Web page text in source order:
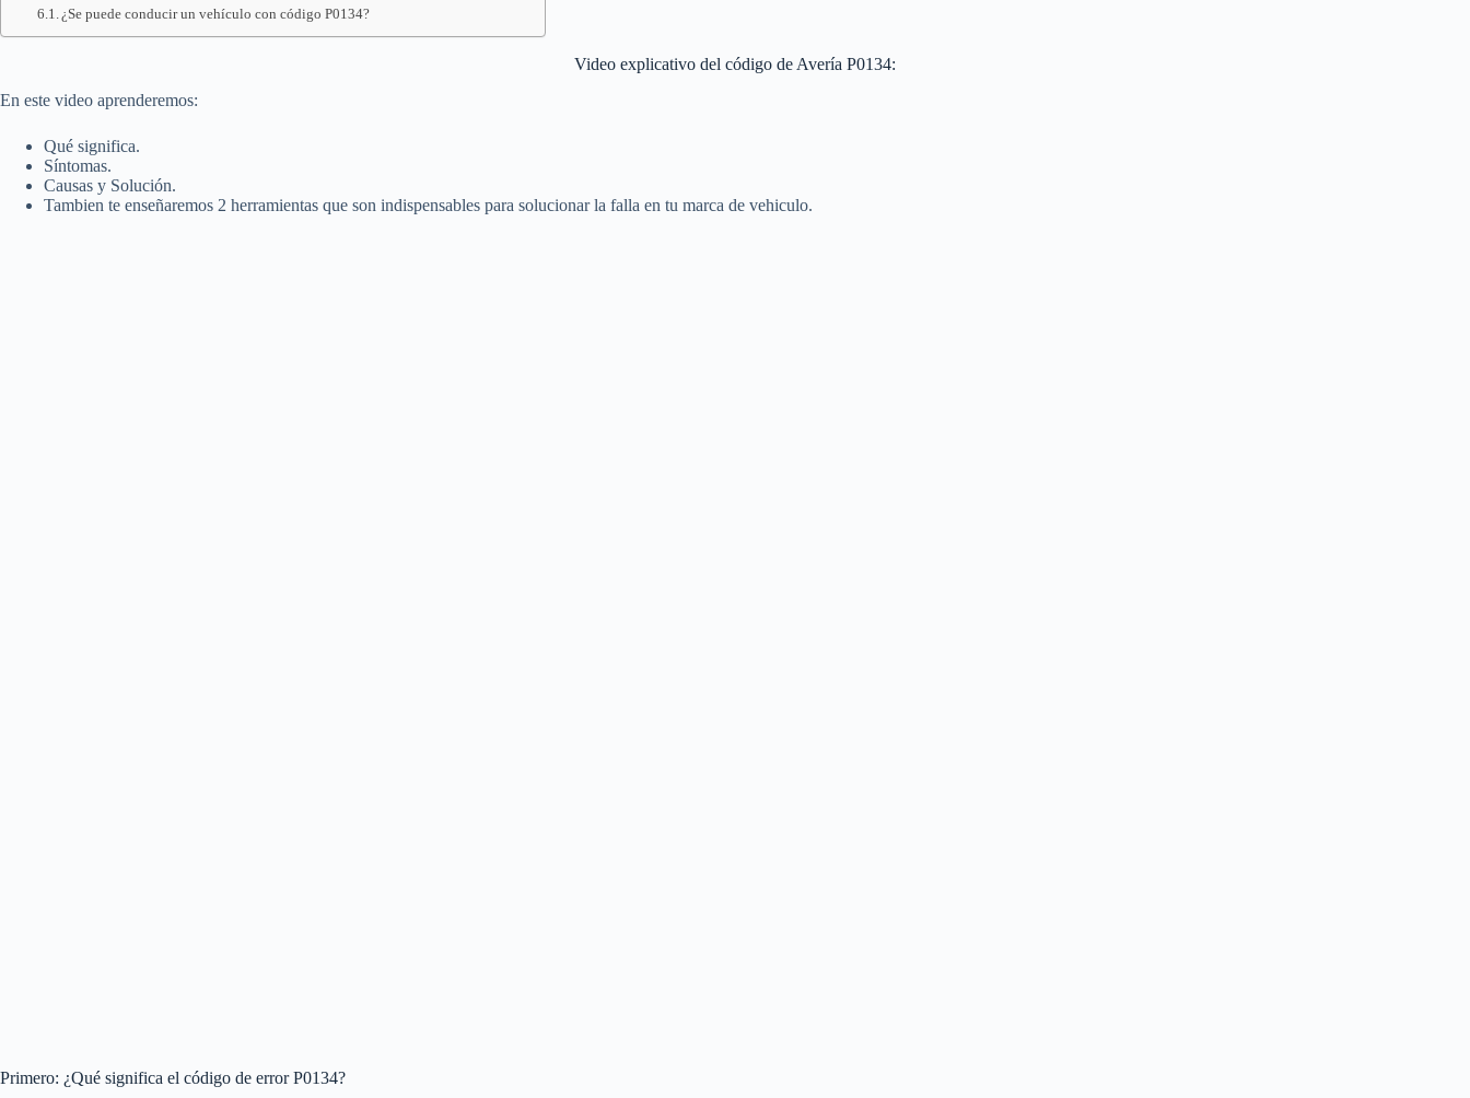
¿Se puede conducir un vehículo con código P0134?
Video explicativo del código de Avería P0134:
En este video aprenderemos:
Qué significa.
Síntomas.
Causas y Solución.
Tambien te enseñaremos 2 herramientas que son indispensables para solucionar la falla en tu marca de vehiculo.
Primero: ¿Qué significa el código de error P0134?